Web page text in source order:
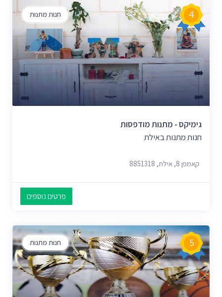
חנות מתנות 4
גימיקס - מתנות מודפסות
חנות מתנות באילת
קאמפן 8, אילת, 8851318
פרטים נוספים
חנות מתנות 5